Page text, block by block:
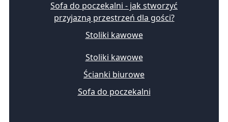
Sofa do poczekalni - jak stworzyć
przyjazną przestrzeń dla gości?
Stoliki kawowe
Stoliki kawowe
Ścianki biurowe
Sofa do poczekalni